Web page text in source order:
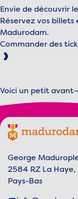
Envie de découvrir
Réservez vos
Madurodam.
Commander des
Voici un petit
Footer
Logo Madurodam,
George
2584 RZ La Haye,
Pays-Bas